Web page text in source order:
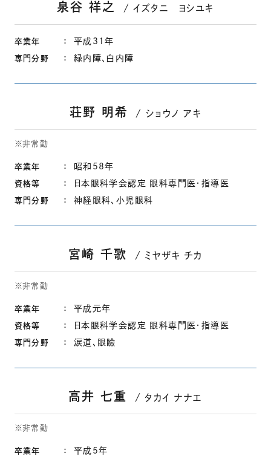
泉谷 祥之 イズタニ ヨシユキ
卒業年 平成31年
専門分野 緑内障、白内障
荘野 明希 ショウノ アキ
※非常勤
卒業年 昭和58年
資格等 日本眼科学会認定 眼科専門医・指導医
専門分野 神経眼科、小児眼科
宮崎 千歌 ミヤザキ チカ
※非常勤
卒業年 平成元年
資格等 日本眼科学会認定 眼科専門医・指導医
専門分野 涙道、眼瞼
高井 七重 タカイ ナナエ
※非常勤
卒業年 平成5年